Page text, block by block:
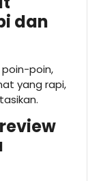
dan
poin,
yang rapi,